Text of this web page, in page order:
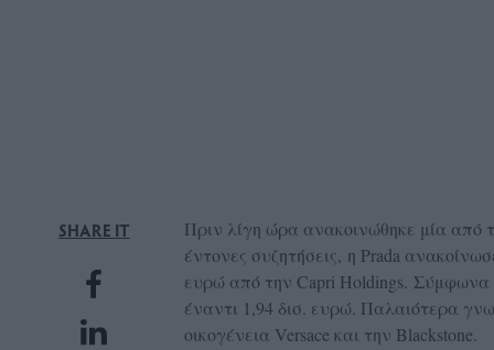
SHARE IT
Πριν λίγη ώρα ανακοινώθηκε μία από
έντονες συζητήσεις, η Prada
ευρώ από την Capri Holdings. Σύμφωνα
έναντι 1,94 δισ. ευρώ. Παλαιότερα
οικογένεια Versace και την Blackstone.